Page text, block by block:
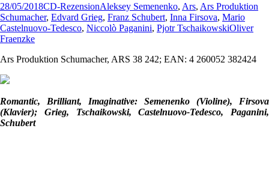
28/05/2018CD-RezensionAleksey Semenenko, Ars, Ars Produktion
Schumacher, Edvard Grieg, Franz Schubert, Inna Firsova, Mario
Castelnuovo-Tedesco, Niccolò Paganini, Pjotr TschaikowskiOliver
Fraenzke
Ars Produktion Schumacher, ARS 38 242; EAN: 4 260052 382424
Romantic, Brilliant, Imaginative: Semenenko (Violine), Firsova
(Klavier); Grieg, Tschaikowski, Castelnuovo-Tedesco, Paganini,
Schubert